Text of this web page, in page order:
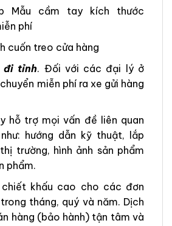
Mẫu cầm tay kích thước
phí
cuốn treo cửa hàng
đi tỉnh. Đối với các đại lý ở
miễn phí ra xe gửi hàng
hỗ trợ mọi vấn đề liên quan
hướng dẫn kỹ thuật, lắp
trường, hình ảnh sản phẩm
phẩm.
khấu cao cho các đơn
tháng, quý và năm. Dịch
hàng (bảo hành) tận tâm và